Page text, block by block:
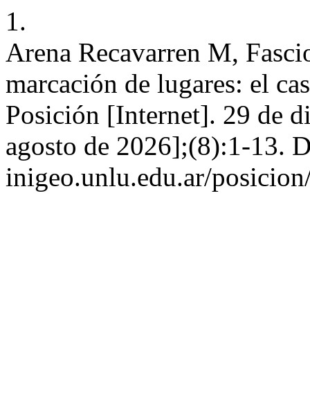
1.
Arena Recavarren M,
marcación de lugares: el
Posición [Internet]. 29 de
agosto de 2026];(8):1-13.
inigeo.unlu.edu.ar/